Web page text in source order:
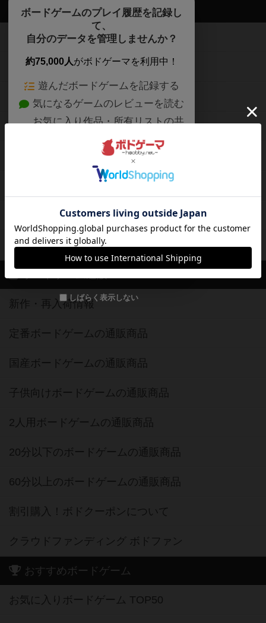
ボードゲームのプレイ履歴を記録し
て、
自分のデータを管理しませんか？
約75,000人がボドゲーマを利用中！
遊んだボードゲームを記録する
気になるゲームのレビューを読む
お気に入り作品・所有リストの共
有
ログイン / 会員登録（10秒）
X
または
しばらく表示しない
ボドゲーマTOP
ボードゲームを検索する
ボードゲームの新着レビュー
ボードゲーム会情報
メカニクス特集
掲示板・トピックス
ボドとも・会員一覧
ボードゲーム業界コラム
ボドゲーマご利用案内
新作・再入荷情報
定番ボードゲームの通販商品
国産ボードゲームの通販商品
子供向けボードゲームの通販商品
2人用ボードゲームの通販商品
20分以下のボードゲームの通販商品
60分以上のボードゲームの通販商品
割引購入！ボドクーポンについて
クラウドファンディング ボドファン
おすすめボードゲーム
お気に入りボードゲーム TOP50